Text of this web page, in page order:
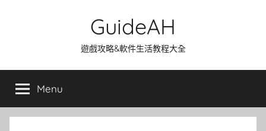
GuideAH
遊戲攻略&軟件生活教程大全
Menu